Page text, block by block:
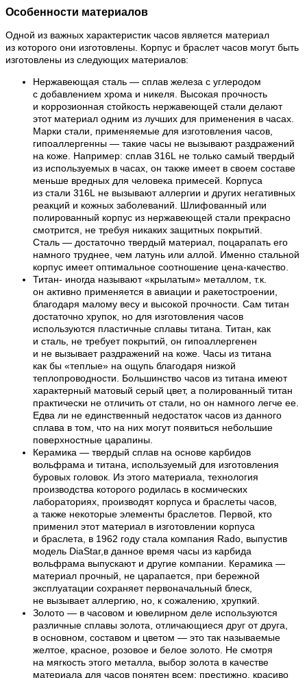
Особенности материалов
Одной из важных характеристик часов является материал
из которого они изготовлены. Корпус и браслет часов могут быть
изготовлены из следующих материалов:
Нержавеющая сталь — сплав железа с углеродом
с добавлением хрома и никеля. Высокая прочность
и коррозионная стойкость нержавеющей стали делают
этот материал одним из лучших для применения в часах.
Марки стали, применяемые для изготовления часов,
гипоаллергенны — такие часы не вызывают раздражений
на коже. Например: сплав 316L не только самый твердый
из используемых в часах, он также имеет в своем составе
меньше вредных для человека примесей. Корпуса
из стали 316L не вызывают аллергии и других негативных
реакций и кожных заболеваний. Шлифованный или
полированный корпус из нержавеющей стали прекрасно
смотрится, не требуя никаких защитных покрытий.
Сталь — достаточно твердый материал, поцарапать его
намного труднее, чем латунь или аллой. Именно стальной
корпус имеет оптимальное соотношение цена-качество.
Титан- иногда называют «крылатым» металлом, т.к.
он активно применяется в авиации и ракетостроении,
благодаря малому весу и высокой прочности. Сам титан
достаточно хрупок, но для изготовления часов
используются пластичные сплавы титана. Титан, как
и сталь, не требует покрытий, он гипоаллергенен
и не вызывает раздражений на коже. Часы из титана
как бы «теплые» на ощупь благодаря низкой
теплопроводности. Большинство часов из титана имеют
характерный матовый серый цвет, а полированный титан
практически не отличить от стали, но он намного легче ее.
Едва ли не единственный недостаток часов из данного
сплава в том, что на них могут появиться небольшие
поверхностные царапины.
Керамика — твердый сплав на основе карбидов
вольфрама и титана, используемый для изготовления
буровых головок. Из этого материала, технология
производства которого родилась в космических
лабораториях, производят корпуса и браслеты часов,
а также некоторые элементы браслетов. Первой, кто
применил этот материал в изготовлении корпуса
и браслета, в 1962 году стала компания Rado, выпустив
модель DiaStar,в данное время часы из карбида
вольфрама выпускают и другие компании. Керамика —
материал прочный, не царапается, при бережной
эксплуатации сохраняет первоначальный блеск,
не вызывает аллергию, но, к сожалению, хрупкий.
Золото — в часовом и ювелирном деле используются
различные сплавы золота, отличающиеся друг от друга,
в основном, составом и цветом — это так называемые
желтое, красное, розовое и белое золото. Не смотря
на мягкость этого металла, выбор золота в качестве
материала для часов понятен всем: престижно, красиво